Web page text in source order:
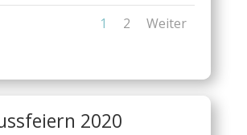
1 2 Weiter
2020